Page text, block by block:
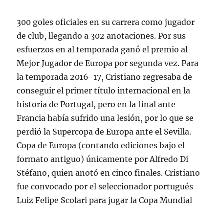
300 goles oficiales en su carrera como jugador
de club, llegando a 302 anotaciones. Por sus
esfuerzos en al temporada ganó el premio al
Mejor Jugador de Europa por segunda vez. Para
la temporada 2016-17, Cristiano regresaba de
conseguir el primer título internacional en la
historia de Portugal, pero en la final ante
Francia había sufrido una lesión, por lo que se
perdió la Supercopa de Europa ante el Sevilla.
Copa de Europa (contando ediciones bajo el
formato antiguo) únicamente por Alfredo Di
Stéfano, quien anotó en cinco finales. Cristiano
fue convocado por el seleccionador portugués
Luiz Felipe Scolari para jugar la Copa Mundial